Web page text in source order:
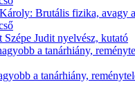
Brutális fizika, avagy
Szépe Judit nyelvész, kutató
a tanárhiány,
a tanárhiány,